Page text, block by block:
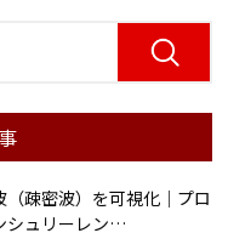
（疎密波）を可視化｜プロ
シュリーレン…